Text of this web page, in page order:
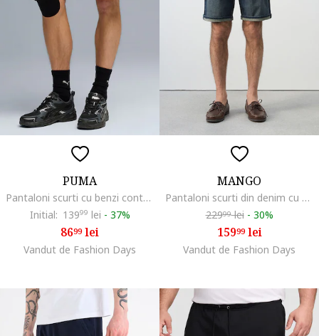
PUMA
Pantaloni scurti cu benzi contrastante si logo brodat, Alb/Negru/Gri inchis
Initial: 13999 lei - 37%
8699lei
Vandut de Fashion Days
MANGO
Pantaloni scurti din denim cu croiala slim-fit si aspect decolorat, Bleumarin
22999lei - 30%
15999lei
Vandut de Fashion Days